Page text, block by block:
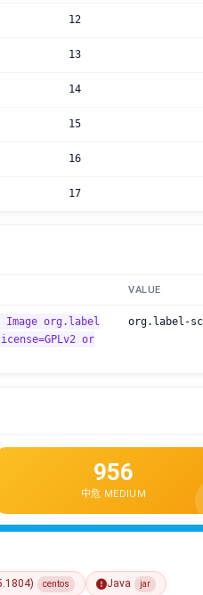
12
13
14
15
16
17
VALUE
Image org.label
or
org.label-
956
中危 MEDIUM
centos Java jar